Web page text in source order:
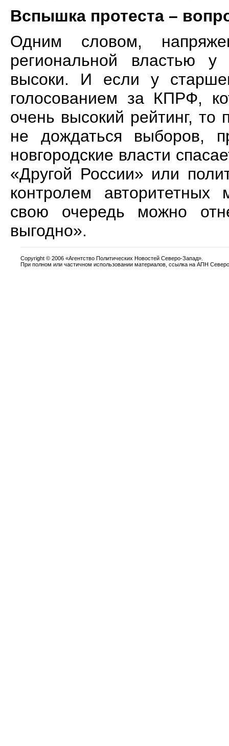
Вспышка протеста –
Одним словом,
региональной властью у
высоки. И если у
голосованием за КПРФ,
очень высокий рейтинг,
не дождаться выборов,
новгородские власти
«Другой России» или
контролем
свою очередь можно
выгодно».
Copyright © 2006 «Агентство Политических Новостей Северо-Запад».
При полном или частичном использовании материалов, ссылка на АПН